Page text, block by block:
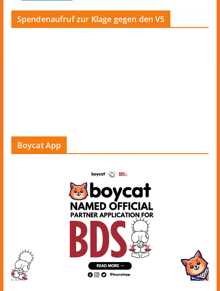
Spendenaufruf zur Klage gegen den VS
Boycat App